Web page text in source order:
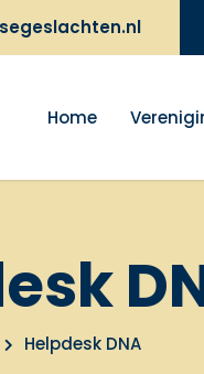
Home
Helpdesk DNA